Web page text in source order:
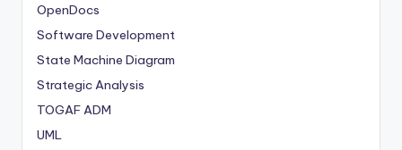
OpenDocs
Software Development
State Machine Diagram
Strategic Analysis
TOGAF ADM
UML